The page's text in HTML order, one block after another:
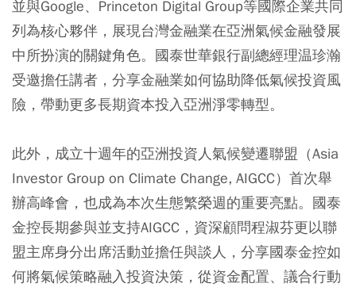
並與Google、Princeton Digital Group等國際企業共同
列為核心夥伴，展現台灣金融業在亞洲氣候金融發展
中所扮演的關鍵角色。國泰世華銀行副總經理温珍瀚
受邀擔任講者，分享金融業如何協助降低氣候投資風
險，帶動更多長期資本投入亞洲淨零轉型。
此外，成立十週年的亞洲投資人氣候變遷聯盟（Asia
Investor Group on Climate Change, AIGCC）首次舉
辦高峰會，也成為本次生態繁榮週的重要亮點。國泰
金控長期參與並支持AIGCC，資深顧問程淑芬更以聯
盟主席身分出席活動並擔任與談人，分享國泰金控如
何將氣候策略融入投資決策，從資金配置、議合行動